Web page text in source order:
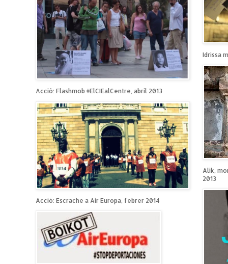
Acció: Flashmob #ElCIEalCentre, abril 2013
Acció: Escrache a Air Europa, febrer 2014
Idrissa
Alik,
2013